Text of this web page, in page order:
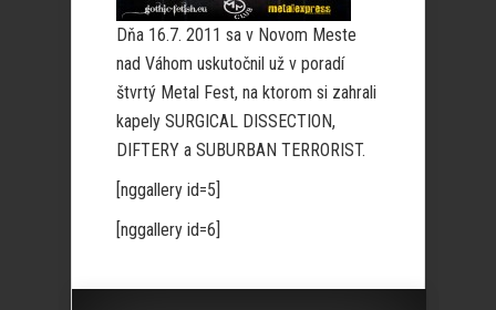
Dňa 16.7. 2011 sa v Novom Meste
nad Váhom uskutočnil už v poradí
štvrtý Metal Fest, na ktorom si zahrali
kapely SURGICAL DISSECTION,
DIFTERY a SUBURBAN TERRORIST.
[nggallery id=5]
[nggallery id=6]